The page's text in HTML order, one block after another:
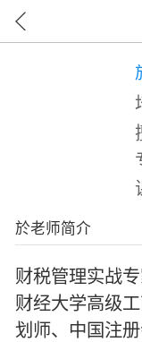
於老师简介
财税管理实战
财经大学高级
划师、中国注